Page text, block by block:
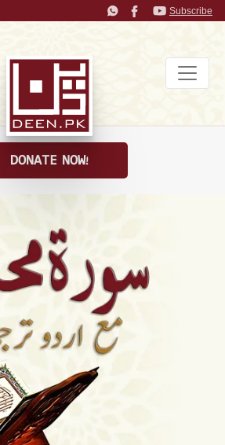
Subscribe
DONATE NOW!